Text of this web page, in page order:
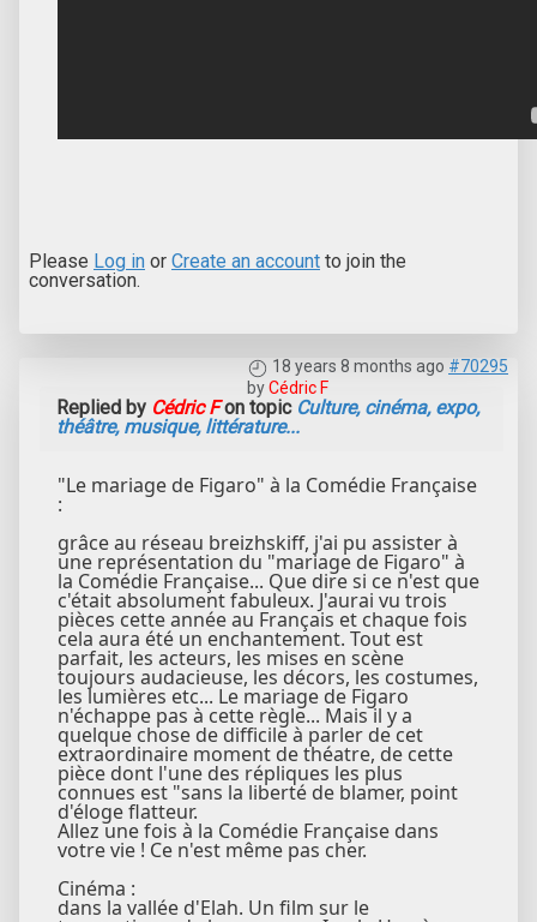
Please Log in or Create an account to join the
conversation.
18 years 8 months ago #70295
byCédric F
Replied by Cédric Fon topic Culture, cinéma, expo,
théâtre, musique, littérature...
"Le mariage de Figaro" à la Comédie Française
:
grâce au réseau breizhskiff, j'ai pu assister à
une représentation du "mariage de Figaro" à
la Comédie Française... Que dire si ce n'est que
c'était absolument fabuleux. J'aurai vu trois
pièces cette année au Français et chaque fois
cela aura été un enchantement. Tout est
parfait, les acteurs, les mises en scène
toujours audacieuse, les décors, les costumes,
les lumières etc... Le mariage de Figaro
n'échappe pas à cette règle... Mais il y a
quelque chose de difficile à parler de cet
extraordinaire moment de théatre, de cette
pièce dont l'une des répliques les plus
connues est "sans la liberté de blamer, point
d'éloge flatteur.
Allez une fois à la Comédie Française dans
votre vie ! Ce n'est même pas cher.
Cinéma :
dans la vallée d'Elah. Un film sur le